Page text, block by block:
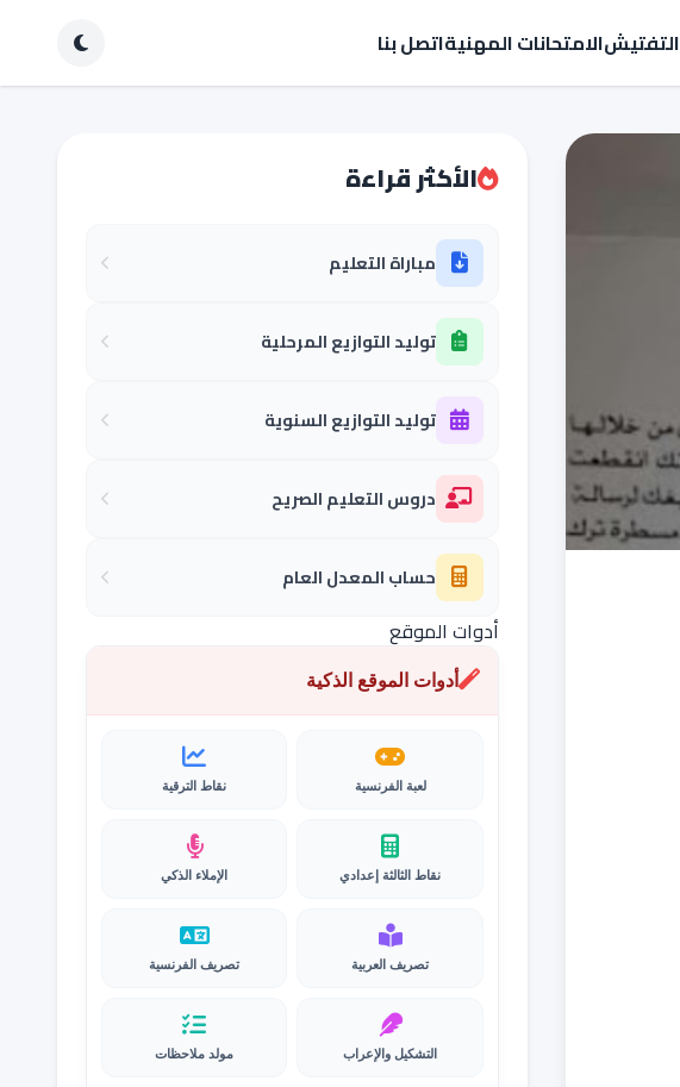
التفتيشالامتحانات المهنيةاتصل بنا
الأكثر قراءة
مباراة التعليم
توليد التوازيع المرحلية
توليد التوازيع السنوية
دروس التعليم الصريح
حساب المعدل العام
أدوات الموقع
أدوات الموقع الذكية
لعبة الفرنسية نقاط الترقية
نقاط الثالثة إعدادي الإملاء الذكي
تصريف العربية تصريف الفرنسية
التشكيل والإعراب مولد ملاحظات